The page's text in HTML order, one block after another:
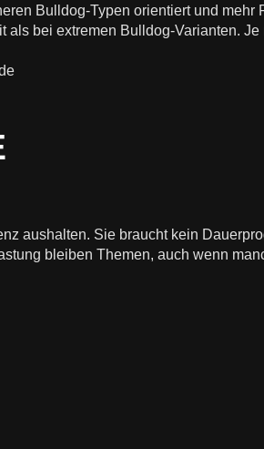
Bulldog-Typen orientiert und
bei extremen Bulldog-Varianten.
aushalten. Sie braucht kein
bleiben Themen, auch wenn